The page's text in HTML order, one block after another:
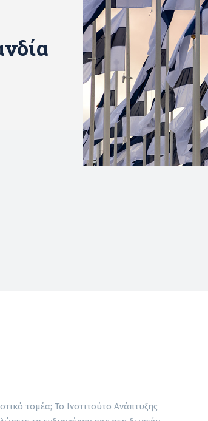
τομέα; Το Ινστιτούτο Ανάπτυξης